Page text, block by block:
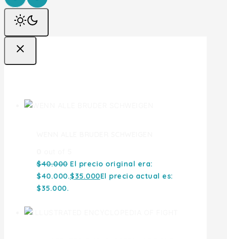
$40.000 El precio original era:
$40.000.$35.000El precio actual es:
$35.000.